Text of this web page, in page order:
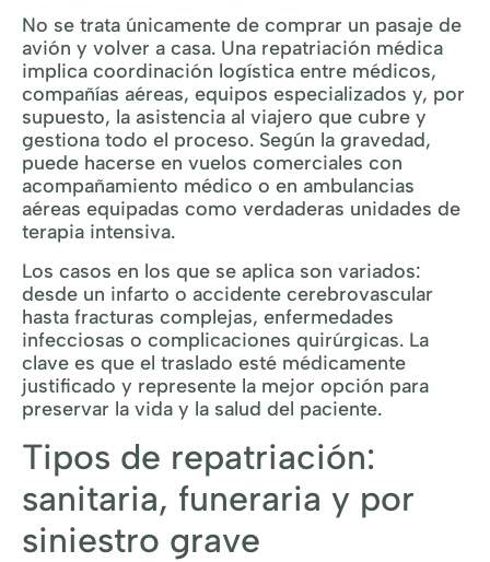
No se trata únicamente de comprar un pasaje de
avión y volver a casa. Una repatriación médica
implica coordinación logística entre médicos,
compañías aéreas, equipos especializados y, por
supuesto, la asistencia al viajero que cubre y
gestiona todo el proceso. Según la gravedad,
puede hacerse en vuelos comerciales con
acompañamiento médico o en ambulancias
aéreas equipadas como verdaderas unidades de
terapia intensiva.
Los casos en los que se aplica son variados:
desde un infarto o accidente cerebrovascular
hasta fracturas complejas, enfermedades
infecciosas o complicaciones quirúrgicas. La
clave es que el traslado esté médicamente
justificado y represente la mejor opción para
preservar la vida y la salud del paciente.
Tipos de repatriación:
sanitaria, funeraria y por
siniestro grave